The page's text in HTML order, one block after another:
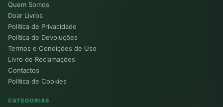
Quem Somos
Doar Livros
Política de Privacidade
Política de Devoluções
Termos e Condições de Uso
Livro de Reclamações
Contactos
Política de Cookies
CATEGORIAS